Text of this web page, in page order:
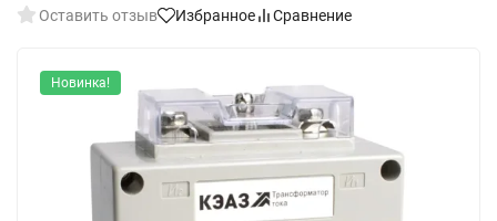
Оставить отзыв Избранное Сравнение
Новинка!